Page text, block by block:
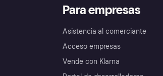
Para empresas
Asistencia al comerciante
Acceso empresas
Vende con Klarna